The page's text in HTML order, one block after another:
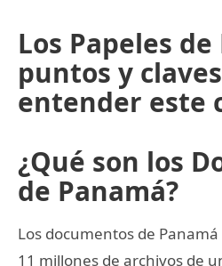
Los Papeles
puntos y
entender este
¿Qué son los
de Panamá?
Los documentos de
11 millones de archivos de